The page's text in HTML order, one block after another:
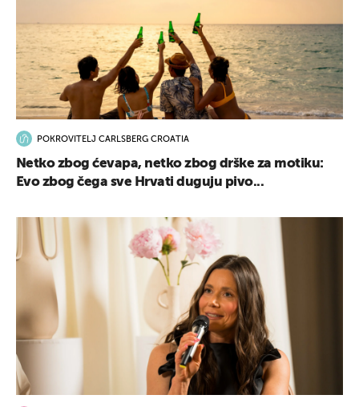
POKROVITELJ CARLSBERG CROATIA
Netko zbog ćevapa, netko zbog drške za motiku:
Evo zbog čega sve Hrvati duguju pivo...